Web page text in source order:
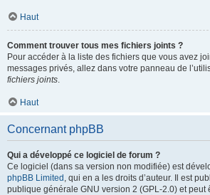
Haut
Comment trouver tous mes fichiers joints ?
Pour accéder à la liste des fichiers que vous avez
messages privés, allez dans votre panneau de
fichiers joints.
Haut
Concernant phpBB
Qui a développé ce logiciel de forum ?
Ce logiciel (dans sa version non modifiée) est
phpBB Limited , qui en a les droits d’auteur. Il est
publique générale GNU version 2 (GPL-2.0) et peut